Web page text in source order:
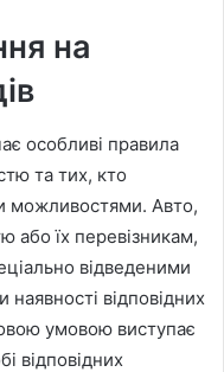
на
особливі правила
та тих, кто
можливостями. Авто,
або їх перевізникам,
відведеними
відповідних
умовою виступає
відповідних